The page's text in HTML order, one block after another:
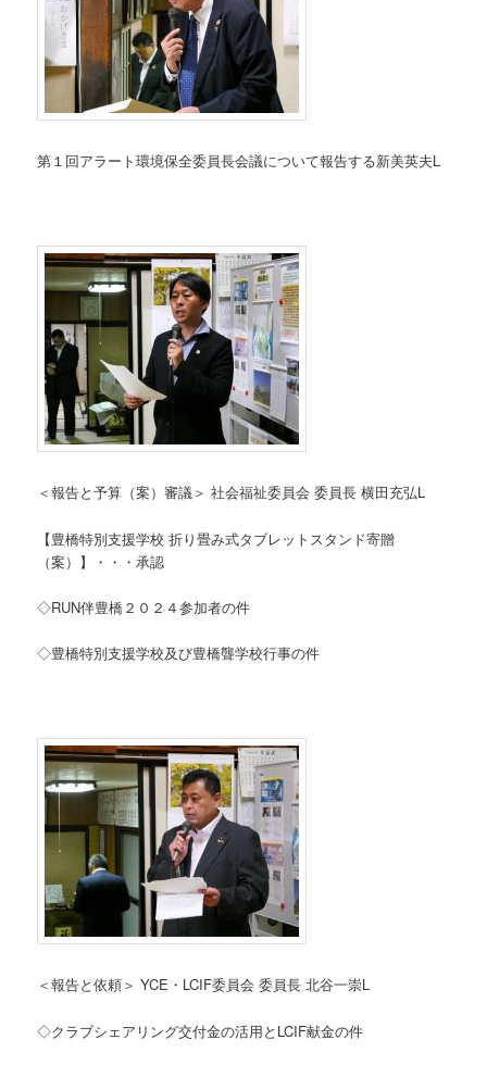
第１回アラート環境保全委員長会議について報告する新美英夫L
＜報告と予算（案）審議＞ 社会福祉委員会 委員長 横田充弘L
【豊橋特別支援学校 折り畳み式タブレットスタンド寄贈
（案）】・・・承認
◇RUN伴豊橋２０２４参加者の件
◇豊橋特別支援学校及び豊橋聾学校行事の件
＜報告と依頼＞ YCE・LCIF委員会 委員長 北谷一崇L
◇クラブシェアリング交付金の活用とLCIF献金の件